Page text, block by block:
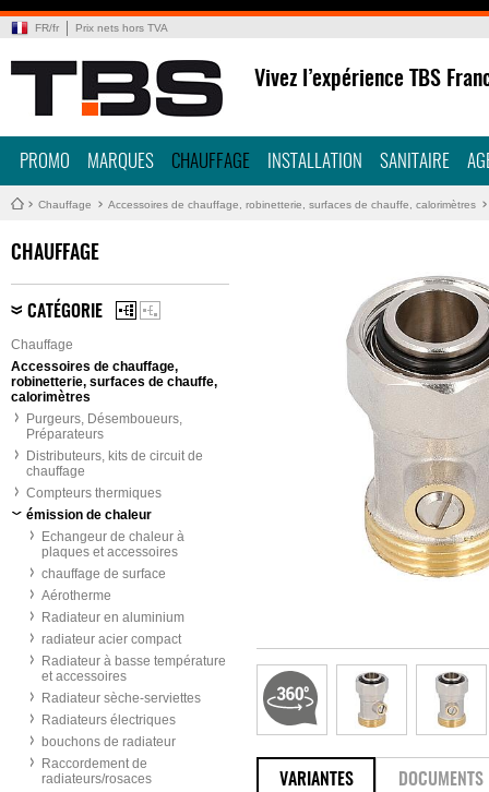
FR/fr Prix nets hors TVA
Vivez l’expérience TBS
PROMO MARQUES CHAUFFAGE INSTALLATION SANITAIRE
Chauffage Accessoires de chauffage, robinetterie, surfaces de chauffe, calorimètres
CHAUFFAGE
CATÉGORIE
Chauffage
Accessoires de chauffage,
robinetterie, surfaces de chauffe,
calorimètres
Purgeurs, Désemboueurs,
Préparateurs
Distributeurs, kits de circuit de
chauffage
Compteurs thermiques
émission de chaleur
Echangeur de chaleur à
plaques et accessoires
chauffage de surface
Aérotherme
Radiateur en aluminium
radiateur acier compact
Radiateur à basse température
et accessoires
Radiateur sèche-serviettes
Radiateurs électriques
bouchons de radiateur
Raccordement de
radiateurs/rosaces
VARIANTES DOCUMENTS